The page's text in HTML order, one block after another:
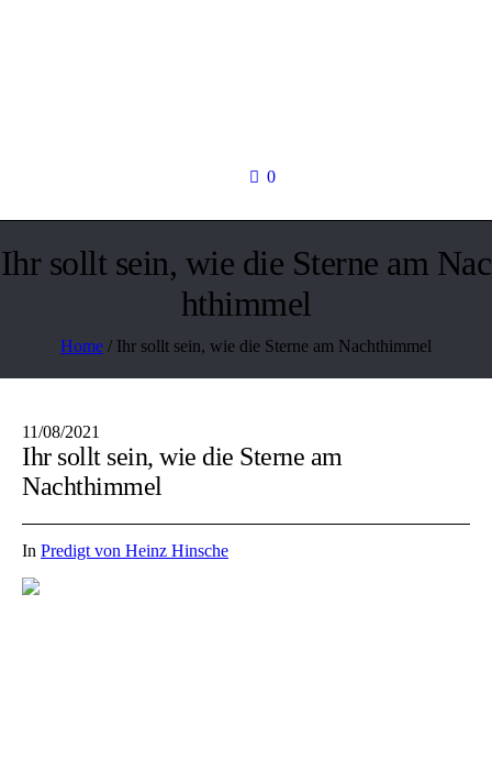
0
Ihr sollt sein, wie die Sterne am Nac
hthimmel
Home / Ihr sollt sein, wie die Sterne am Nachthimmel
11/08/2021
Ihr sollt sein, wie die Sterne am
Nachthimmel
In Predigt von Heinz Hinsche